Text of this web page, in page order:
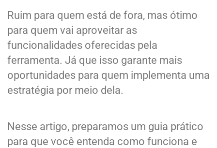
Ruim para quem está de fora, mas ótimo
para quem vai aproveitar as
funcionalidades oferecidas pela
ferramenta. Já que isso garante mais
oportunidades para quem implementa uma
estratégia por meio dela.
Nesse artigo, preparamos um guia prático
para que você entenda como funciona e